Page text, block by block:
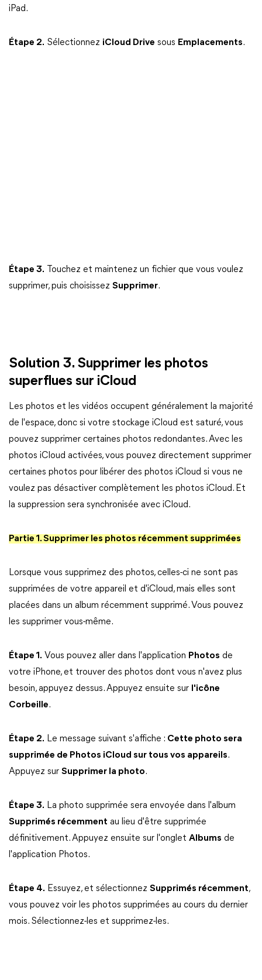
iPad.
Étape 2. Sélectionnez iCloud Drive sous Emplacements.
Étape 3. Touchez et maintenez un fichier que vous voulez
supprimer, puis choisissez Supprimer.
Solution 3. Supprimer les photos
superflues sur iCloud
Les photos et les vidéos occupent généralement la majorité
de l'espace, donc si votre stockage iCloud est saturé, vous
pouvez supprimer certaines photos redondantes. Avec les
photos iCloud activées, vous pouvez directement supprimer
certaines photos pour libérer des photos iCloud si vous ne
voulez pas désactiver complètement les photos iCloud. Et
la suppression sera synchronisée avec iCloud.
Partie 1. Supprimer les photos récemment supprimées
Lorsque vous supprimez des photos, celles-ci ne sont pas
supprimées de votre appareil et d'iCloud, mais elles sont
placées dans un album récemment supprimé. Vous pouvez
les supprimer vous-même.
Étape 1. Vous pouvez aller dans l'application Photos de
votre iPhone, et trouver des photos dont vous n'avez plus
besoin, appuyez dessus. Appuyez ensuite sur l'icône
Corbeille.
Étape 2. Le message suivant s'affiche : Cette photo sera
supprimée de Photos iCloud sur tous vos appareils.
Appuyez sur Supprimer la photo.
Étape 3. La photo supprimée sera envoyée dans l'album
Supprimés récemment au lieu d'être supprimée
définitivement. Appuyez ensuite sur l'onglet Albums de
l'application Photos.
Étape 4. Essuyez, et sélectionnez Supprimés récemment,
vous pouvez voir les photos supprimées au cours du dernier
mois. Sélectionnez-les et supprimez-les.